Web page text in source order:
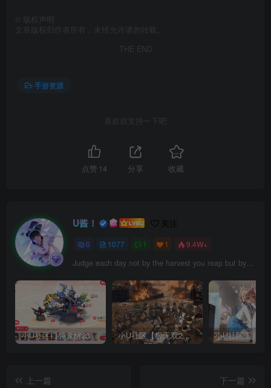
版权声明
文章版权归作者所有，未经允许请勿转载。
THE END
手游资源
喜欢就支持一下吧
点赞 14 分享 收藏
U酱！ 关注
0 1077 1 1 9.4W+
Judge each day not by the harvest you reap but by the seeds you plant.
小U社区口袋觉醒23SS魔改版服务端横版卡牌手游+Linux手工服务端+GM授权后台+搭建视频 小U社区【极无双2完整版】3D动作ARPG手游+Linux学习手工端+GM授权后台+视频教程
上一篇
下一篇